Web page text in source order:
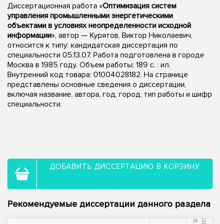
Диссертационная работа «Оптимизация систем
управления промышленными энергетическими
объектами в условиях неопределенности исходной
информации», автор — Курятов, Виктор Николаевич,
относится к типу: кандидатская диссертация по
специальности 05.13.07. Работа подготовлена в городе
Москва в 1985 году. Объем работы: 189 c. : ил.
Внутренний код товара: 01004028182. На странице
представлены основные сведения о диссертации,
включая название, автора, год, город, тип работы и шифр
специальности.
ДОБАВИТЬ ДИССЕРТАЦИЮ В КОРЗИНУ
Рекомендуемые диссертации данного раздела